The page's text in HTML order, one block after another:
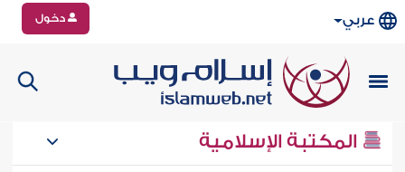
عربي دخول
المكتبة الإسلامية